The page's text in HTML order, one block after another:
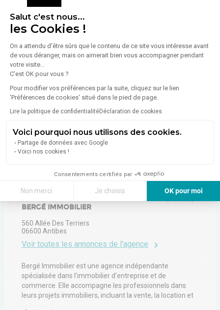
Salut c'est nous...
les Cookies !
On a attendu d'être sûrs que le contenu de ce site vous intéresse avant
de vous déranger, mais on aimerait bien vous accompagner pendant
votre visite...
C'est OK pour vous ?
Pour modifier vos préférences par la suite, cliquez sur le lien
'Préférences de cookies' situé dans le pied de page.
Lire la politique de confidentialitéDéclaration de cookies
Voici pourquoi nous utilisons des cookies.
Partage de données avec Google
Voici nos cookies !
Consentements certifiés par
Non merci Je choisis
OK pour moi
Axeptio consent
Plateforme de Gestion du Consentement : Personnalisez vos Options
Notre plateforme vous permet d'adapter et de gérer vos paramètres
Consommation (énergie primaire) :
Indice d'émission de gaz à effet de serre (GES)
En savoir plus sur le bien
À propos de l'agence
BERGÉ IMMOBILIER
5
560 Allée Des Terriers
06600 Antibes
Voir toutes les annonces de l'agence
Bergé Immobilier est une agence indépendante
spécialisée dans l’immobilier d’entreprise et de
commerce. Elle accompagne les professionnels dans
leurs projets immobiliers, incluant la vente, la location et